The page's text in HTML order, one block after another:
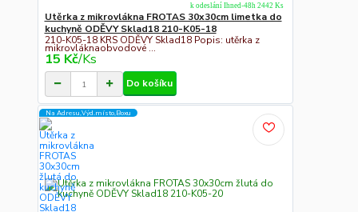
Utěrka z mikrovlákna FROTAS 30x30cm limetka do
kuchyně ODĚVY Sklad18 210-K05-18
210-K05-18 KRS ODĚVY Sklad18 Popis: utěrka z
mikrovláknaobvodové ...
15 Kč/Ks
k odeslání Ihned-48h 2442 Ks
Do košíku
Na Adresu,Výd.místo,Boxu